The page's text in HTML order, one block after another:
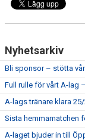
Nyhetsarkiv
Bli sponsor – stötta
Full rulle för vårt A-lag
A-lags tränare klara
Sista hemmamatchen
A-laget bjuder in till